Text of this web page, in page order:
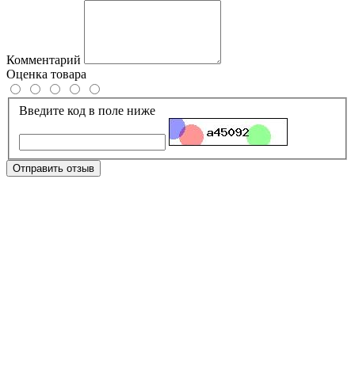
Комментарий
Оценка товара
Введите код в поле ниже
Отправить отзыв